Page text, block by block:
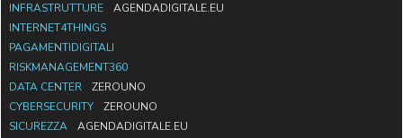
INFRASTRUTTURE
AGENDADIGITALE.EU
INTERNET4THINGS
PAGAMENTIDIGITALI
RISKMANAGEMENT360
DATA CENTER
ZEROUNO
CYBERSECURITY
ZEROUNO
SICUREZZA
AGENDADIGITALE.EU